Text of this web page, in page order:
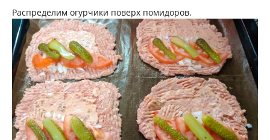
Распределим огурчики поверх помидоров.